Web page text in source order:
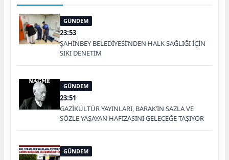
GÜNDEM
23:53
ŞAHİNBEY BELEDİYESİ’NDEN HALK SAĞLIĞI İÇİN
SIKI DENETİM
GÜNDEM
23:51
GAZİKÜLTÜR YAYINLARI, BARAK’IN SAZLA VE
SÖZLE YAŞAYAN HAFIZASINI GELECEĞE TAŞIYOR
GÜNDEM